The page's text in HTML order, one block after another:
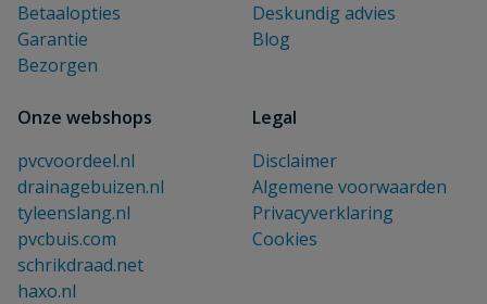
Betaalopties
Garantie
Bezorgen
Deskundig advies
Blog
Onze webshops
pvcvoordeel.nl
drainagebuizen.nl
tyleenslang.nl
pvcbuis.com
schrikdraad.net
haxo.nl
Legal
Disclaimer
Algemene voorwaarden
Privacyverklaring
Cookies